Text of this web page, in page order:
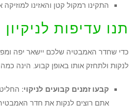
התקינו רמקול קטן והאזינו
תנו עדיפות
כדי שחדר האמבטיה שלכם יישאר יפה
לנקות ולתחזק אותו באופן קבוע. הינה
קבעו זמנים קבועים לניקוי:
אתם רוצים לנקות את חדר האמבטיה